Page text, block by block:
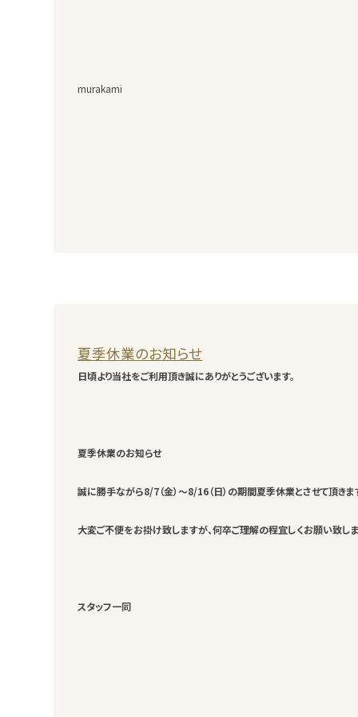
murakami
夏季休業のお知らせ
日頃より当社をご利用頂き誠にありがとうございます。
夏季休業のお知らせ
誠に勝手ながら8/7（金）～8/16（日）の期間夏季休業とさせて頂きま
大変ご不便をお掛け致しますが、何卒ご理解の程宜しくお願い致し
スタッフ一同